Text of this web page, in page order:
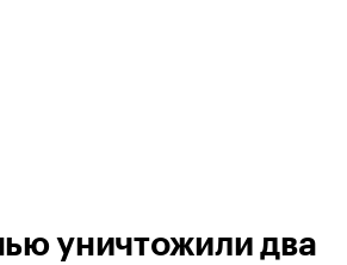
уничтожили два